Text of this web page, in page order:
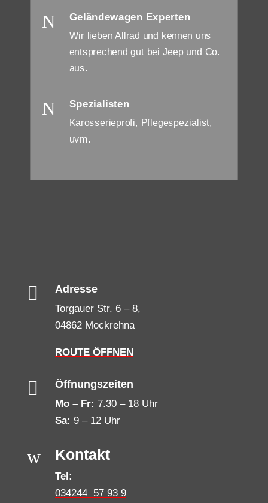
N Geländewagen Experten
Wir lieben Allrad und kennen uns
entsprechend gut bei Jeep und Co.
aus.
N Spezialisten
Karosserieprofi, Pflegespezialist,
uvm.
 Adresse
Torgauer Str. 6 – 8,
04862 Mockrehna
ROUTE ÖFFNEN
 Öffnungszeiten
Mo – Fr: 7.30 – 18 Uhr
Sa: 9 – 12 Uhr
w Kontakt
Tel:
034244 57 93 9